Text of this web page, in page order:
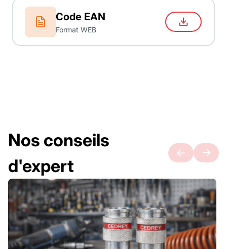
Code EAN
Format WEB
Nos conseils
d'expert